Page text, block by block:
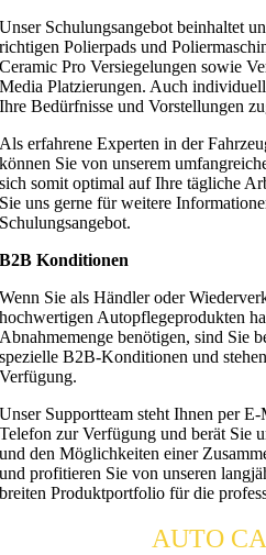
Unser Schulungsangebot beinhaltet
richtigen Polierpads und
Ceramic Pro Versiegelungen sowie
Media Platzierungen. Auch
Ihre Bedürfnisse und Vorstellungen
Als erfahrene Experten in der
können Sie von unserem
sich somit optimal auf Ihre tägliche
Sie uns gerne für weitere
Schulungsangebot.
B2B Konditionen
Wenn Sie als Händler oder
hochwertigen Autopflegeprodukten
Abnahmemenge benötigen, sind Sie
spezielle B2B-Konditionen und
Verfügung.
Unser Supportteam steht Ihnen per
Telefon zur Verfügung und berät Sie
und den Möglichkeiten einer
und profitieren Sie von unseren
breiten Produktportfolio für die
AUTO